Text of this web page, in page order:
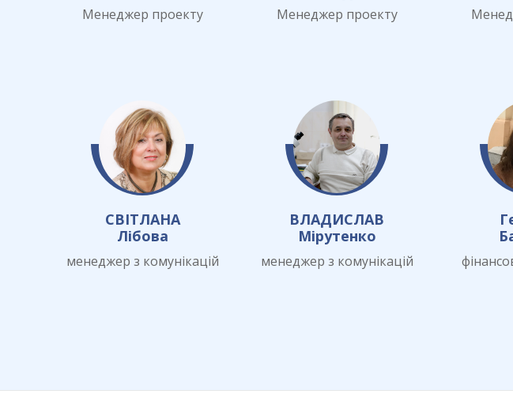
Менеджер проекту Менеджер проекту
СВІТЛАНА
Лібова
менеджер з комунікацій
ВЛАДИСЛАВ
Мірутенко
менеджер з комунікацій